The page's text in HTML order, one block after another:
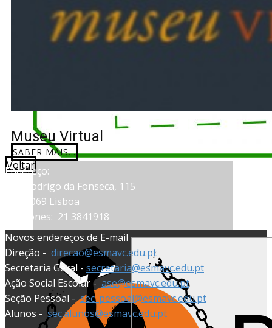
Museu Virtual
SABER MAIS...
Voltar
Novos endereços de E-mail
Direção - direcao@esmavc.edu.pt
Secretaria Geral - secretaria@esmavc.edu.pt
Ação Social Escolar - ase@esmavc.edu.pt
Seção Pessoal -sec_pessoal@esmavc.edu.pt
Alunos - sec.alunos@esmavc.edu.pt
Endereço:
Rua Rodrigo da Fonseca, 115
1099-069 Lisboa
Telefones: 21 3841918